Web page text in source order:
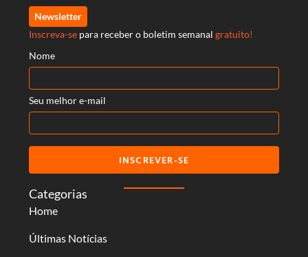
Categorias
Home
Últimas Notícias
Newsletter
Inscreva-se para receber o boletim semanal gratuito!
Nome
Seu melhor e-mail
INSCREVER-SE